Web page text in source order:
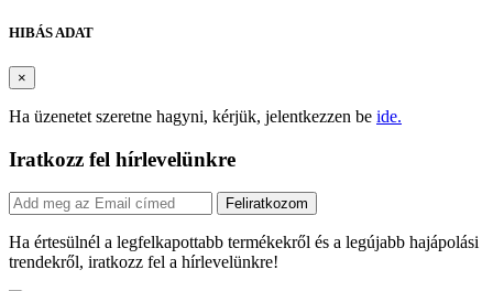
HIBÁS ADAT
×
Ha üzenetet szeretne hagyni, kérjük, jelentkezzen be ide.
Iratkozz fel hírlevelünkre
Feliratkozom
Ha értesülnél a legfelkapottabb termékekről és a legújabb hajápolási
trendekről, iratkozz fel a hírlevelünkre!